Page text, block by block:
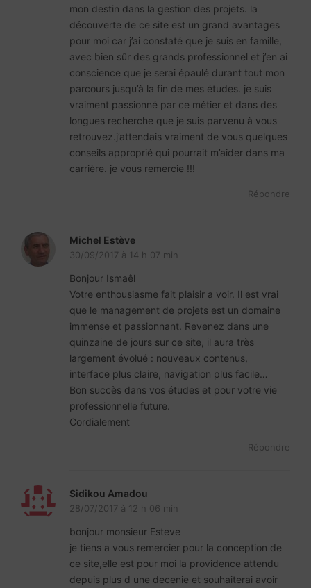
mon destin dans la gestion des projets. la
découverte de ce site est un grand avantages
pour moi car j’ai constaté que je suis en famille,
avec bien sûr des grands professionnel et j’en ai
conscience que je serai épaulé durant tout mon
parcours jusqu’à la fin de mes études. je suis
vraiment passionné par ce métier et dans des
longues recherche que je suis parvenu à vous
retrouvez.j’attendais vraiment de vous quelques
conseils approprié qui pourrait m’aider dans ma
carrière. je vous remercie !!!
Répondre
Michel Estève
30/09/2017 à 14 h 07 min
Bonjour Ismaêl
Votre enthousiasme fait plaisir a voir. Il est vrai
que le management de projets est un domaine
immense et passionnant. Revenez dans une
quinzaine de jours sur ce site, il aura très
largement évolué : nouveaux contenus,
interface plus claire, navigation plus facile…
Bon succès dans vos études et pour votre vie
professionnelle future.
Cordialement
Répondre
Sidikou Amadou
28/07/2017 à 12 h 06 min
bonjour monsieur Esteve
je tiens a vous remercier pour la conception de
ce site,elle est pour moi la providence attendu
depuis plus d une decenie et souhaiterai avoir